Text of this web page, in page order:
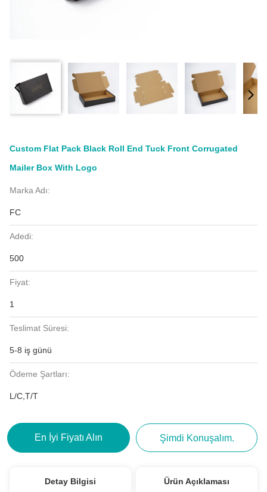
Custom Flat Pack Black Roll End Tuck Front Corrugated
Mailer Box With Logo
Marka Adı:
FC
Adedi:
500
Fiyat:
1
Teslimat Süresi:
5-8 iş günü
Ödeme Şartları:
L/C,T/T
En İyi Fiyatı Alın Şimdi Konuşalım.
Detay Bilgisi Ürün Açıklaması